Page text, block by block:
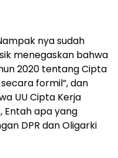
nya sudah
menegaskan bahwa
2020 tentang Cipta
formil”, dan
UU Cipta Kerja
Entah apa yang
DPR dan Oligarki